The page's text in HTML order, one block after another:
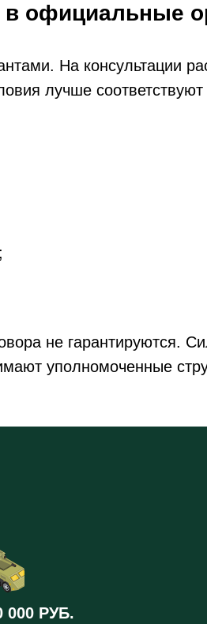
официальные
На консультации
лучше
не гарантируются.
уполномоченные
000 РУБ.